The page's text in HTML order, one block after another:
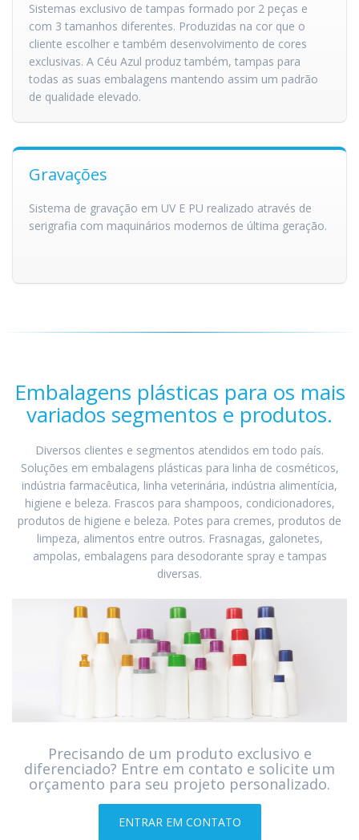
Sistemas exclusivo de tampas formado por 2 peças e
com 3 tamanhos diferentes. Produzidas na cor que o
cliente escolher e também desenvolvimento de cores
exclusivas. A Céu Azul produz também, tampas para
todas as suas embalagens mantendo assim um padrão
de qualidade elevado.
Gravações
Sistema de gravação em UV E PU realizado através de
serigrafia com maquinários modernos de última geração.
Embalagens plásticas para os mais
variados segmentos e produtos.
Diversos clientes e segmentos atendidos em todo país.
Soluções em embalagens plásticas para linha de cosméticos,
indústria farmacêutica, linha veterinária, indústria alimentícia,
higiene e beleza. Frascos para shampoos, condicionadores,
produtos de higiene e beleza. Potes para cremes, produtos de
limpeza, alimentos entre outros. Frasnagas, galonetes,
ampolas, embalagens para desodorante spray e tampas
diversas.
Precisando de um produto exclusivo e
diferenciado? Entre em contato e solicite um
orçamento para seu projeto personalizado.
ENTRAR EM CONTATO